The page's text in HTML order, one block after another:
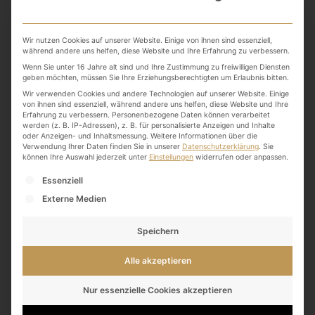
Salbei
Tag
Wir nutzen Cookies auf unserer Website. Einige von ihnen sind essenziell,
während andere uns helfen, diese Website und Ihre Erfahrung zu verbessern.
Wenn Sie unter 16 Jahre alt sind und Ihre Zustimmung zu freiwilligen Diensten
geben möchten, müssen Sie Ihre Erziehungsberechtigten um Erlaubnis bitten.
Wir verwenden Cookies und andere Technologien auf unserer Website. Einige
von ihnen sind essenziell, während andere uns helfen, diese Website und Ihre
Erfahrung zu verbessern. Personenbezogene Daten können verarbeitet
werden (z. B. IP-Adressen), z. B. für personalisierte Anzeigen und Inhalte
oder Anzeigen- und Inhaltsmessung. Weitere Informationen über die
Verwendung Ihrer Daten finden Sie in unserer Datenschutzerklärung. Sie
können Ihre Auswahl jederzeit unter Einstellungen widerrufen oder anpassen.
Es folgt eine Liste der Service-Gruppen, für die
Essenziell
Externe Medien
Speichern
Alle akzeptieren
Nur essenzielle Cookies akzeptieren